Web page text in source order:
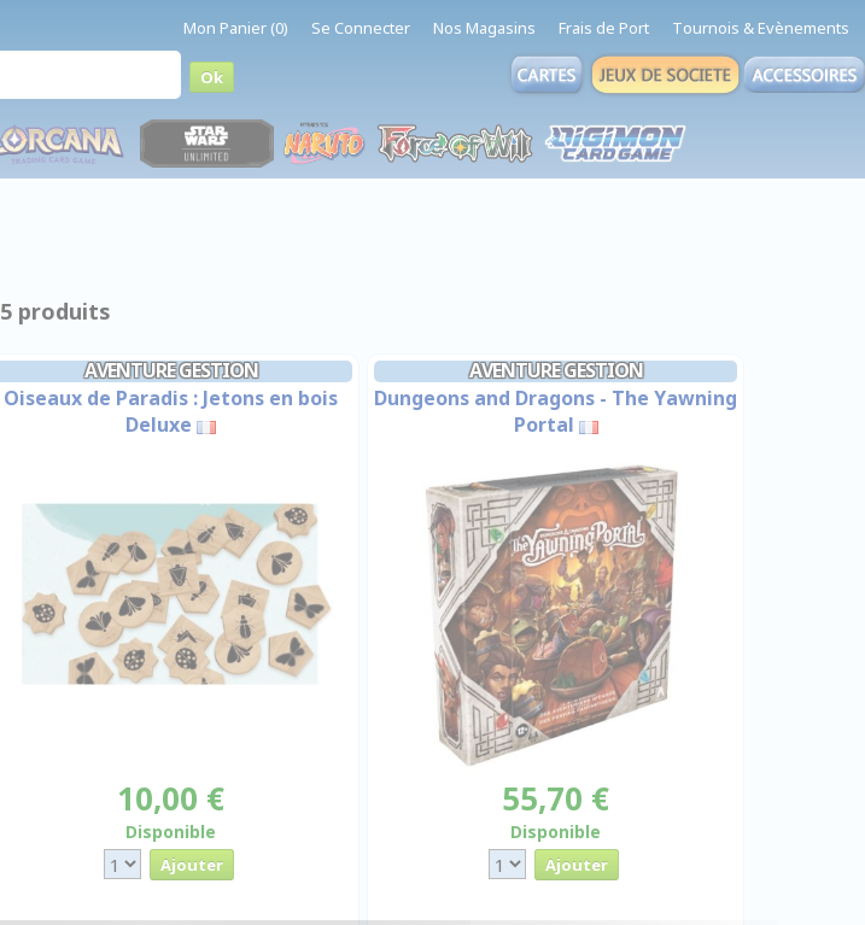
Mon Panier (0) Se Connecter Nos Magasins Frais de Port Tournois & Evènements
5 produits
AVENTURE GESTION
Oiseaux de Paradis : Jetons en bois
Deluxe
10,00 €
Disponible
AVENTURE GESTION
Dungeons and Dragons - The Yawning
Portal
55,70 €
Disponible